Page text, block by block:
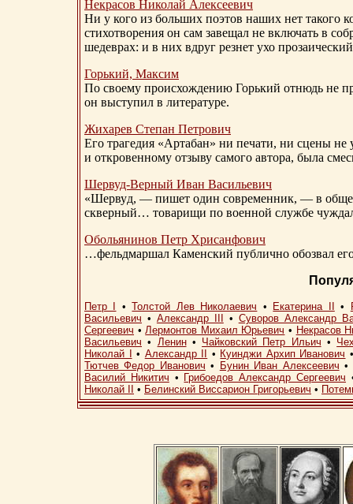
Некрасов Николай Алексеевич
Ни у кого из больших поэтов наших нет такого
стихотворения он сам завещал не включать в
шедеврах: и в них вдруг резнет ухо
Горький, Максим
По своему происхождению Горький отнюдь не
он выступил в литературе.
Жихарев Степан Петрович
Его трагедия «Артабан» ни печати, ни сцены
и откровенному отзыву самого автора, была
Шервуд-Верный Иван Васильевич
«Шервуд, — пишет один современник, — в
скверный… товарищи по военной службе
Обольянинов Петр Хрисанфович
…фельдмаршал Каменский публично обозвал
Петр I •Толстой Лев Николаевич • Екатерина II •
Васильевич • Александр III • Суворов Александр
Сергеевич •Лермонтов Михаил Юрьевич • Некрасов
Васильевич • Ленин• Чайковский Петр Ильич •
Николай I
• Александр II • Куинджи Архип Иванович
Тютчев Федор Иванович • Бунин Иван Алексеевич •
Василий Никитич • Грибоедов Александр Сергеевич
Николай II
• Белинский Виссарион Григорьевич •